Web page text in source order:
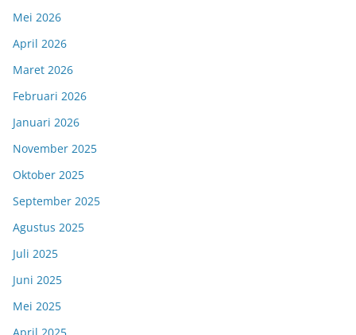
Mei 2026
April 2026
Maret 2026
Februari 2026
Januari 2026
November 2025
Oktober 2025
September 2025
Agustus 2025
Juli 2025
Juni 2025
Mei 2025